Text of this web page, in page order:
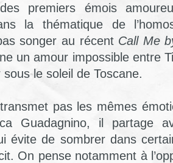
premiers émois
la thématique de
songer au récent Call Me
un amour impossible entre
le soleil de Toscane.
pas les mêmes
Guadagnino, il partage
évite de sombrer dans
On pense notamment à